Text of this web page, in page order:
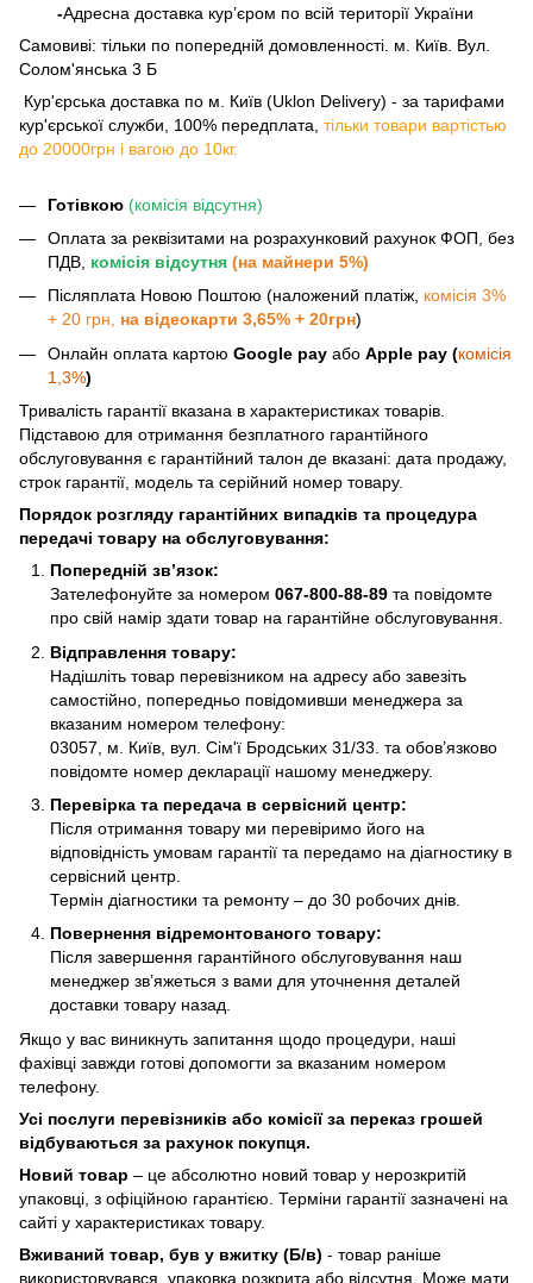
-Адресна доставка кур’єром по всій території України
Самовиві: тільки по попередній домовленності. м. Київ. Вул.
Солом'янська 3 Б
​​​​​​ Кур'єрська доставка по м. Київ (Uklon Delivery) - за тарифами
кур'єрської служби, 100% передплата, тільки товари вартістью
до 20000грн і вагою до 10кг.
Готівкою (комісія відсутня)
Оплата за реквізитами на розрахунковий рахунок ФОП, без
ПДВ, комісія відсутня (на майнери 5%)
Післяплата Новою Поштою (наложений платіж, комісія 3%
+ 20 грн, на відеокарти 3,65% + 20грн)
Онлайн оплата картою Google pay або Apple pay (комісія
1,3%)
Тривалість гарантії вказана в характеристиках товарів.
Підставою для отримання безплатного гарантійного
обслуговування є гарантійний талон де вказані: дата продажу,
строк гарантії, модель та серійний номер товару.
Порядок розгляду гарантійних випадків та процедура
передачі товару на обслуговування:
Попередній зв’язок:
Зателефонуйте за номером 067-800-88-89 та повідомте
про свій намір здати товар на гарантійне обслуговування.
Відправлення товару:
Надішліть товар перевізником на адресу або завезіть
самостійно, попередньо повідомивши менеджера за
вказаним номером телефону:
03057, м. Київ, вул. Сім'ї Бродських 31/33. та обов’язково
повідомте номер декларації нашому менеджеру.
Перевірка та передача в сервісний центр:
Після отримання товару ми перевіримо його на
відповідність умовам гарантії та передамо на діагностику в
сервісний центр.
Термін діагностики та ремонту – до 30 робочих днів.
Повернення відремонтованого товару:
Після завершення гарантійного обслуговування наш
менеджер зв’яжеться з вами для уточнення деталей
доставки товару назад.
Якщо у вас виникнуть запитання щодо процедури, наші
фахівці завжди готові допомогти за вказаним номером
телефону.
Усі послуги перевізників або комісії за переказ грошей
відбуваються за рахунок покупця.
Новий товар – це абсолютно новий товар у нерозкритій
упаковці, з офіційною гарантією. Терміни гарантії зазначені на
сайті у характеристиках товару.
Вживаний товар, був у вжитку (Б/в) - товар раніше
використовувався, упаковка розкрита або відсутня. Може мати